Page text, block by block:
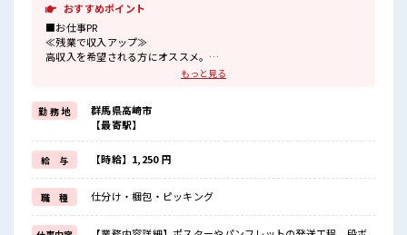
おすすめポイント
■お仕事PR
≪残業で収入アップ≫
高収入を希望される方にオススメ。
残業は月20時間以上あります♪
新しいことにチャレンジするのは不安だけど、
しっかり働く環境が整っています！
イチからスキルUP・ステップUP目指していきましょう！
≪収入アップを目指せる≫
高時給だらけの派遣のお仕事です！
■職場の雰囲気
活気あふれる20代活躍中の職場です☆
休憩室完備でランチや休憩も充実しそう♪
職場にはロッカー完備！
もっと見る
勤 務 地
群馬県高崎市
【最寄駅】
給 与 【時給】1,250 円
職 種 仕分け・梱包・ピッキング